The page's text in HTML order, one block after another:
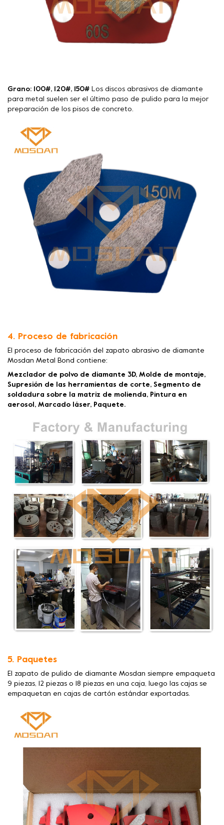
Grano: 100#, 120#, 150#
Los discos abrasivos de diamante
para metal suelen ser el último paso de pulido para la mejor
preparación de los pisos de concreto.
4. Proceso de fabricación
El proceso de fabricación del zapato abrasivo de diamante
Mosdan Metal Bond contiene:
Mezclador de polvo de diamante 3D, Molde de montaje,
Supresión de las herramientas de corte, Segmento de
soldadura sobre la matriz de molienda, Pintura en
aerosol, Marcado láser, Paquete.
5. Paquetes
El zapato de pulido de diamante Mosdan siempre empaqueta
9 piezas, 12 piezas o 18 piezas en una caja, luego las cajas se
empaquetan en cajas de cartón estándar exportadas.